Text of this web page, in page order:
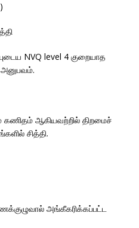
NVQ level 4 குறையாத
கணிதம் ஆகியவற்றில் திறமைச்
சித்தி.
அங்கீகரிக்கப்பட்ட